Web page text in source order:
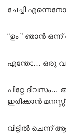
ചേച്ചി
“ഉം ” ഞാൻ
എന്തോ… ഒരു
പിറ്റേ
ഇരിക്കാൻ
വിട്ടിൽ